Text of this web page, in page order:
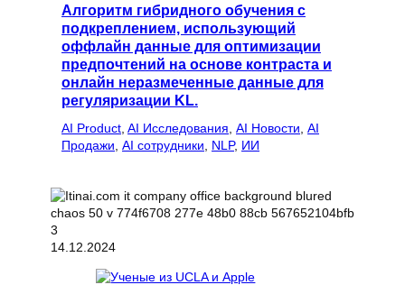
Алгоритм гибридного обучения с
подкреплением, использующий
оффлайн данные для оптимизации
предпочтений на основе контраста и
онлайн неразмеченные данные для
регуляризации KL.
AI Product AI Исследования AI Новости AI
Продажи AI сотрудники NLP, ИИ
14.12.2024